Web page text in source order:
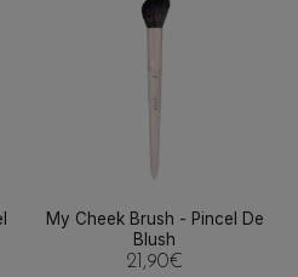
My Cheek Brush - Pincel De
Blush
21,90€